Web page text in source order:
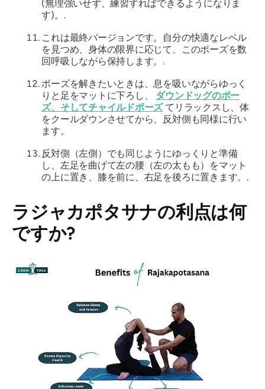
(無理強いせず、練習すればできるようになりま
す)。.
これは最終バージョンです。自分の快適なレベル
を見つめ、身体の限界に応じて、このポーズを数
回呼吸しながら保持します。.
ポーズを解きたいときは、息を吸いながらゆっく
りと足をマットに下ろし、 ダウンドッグのポー
ズ、そしてチャイルドポーズてリラックスし、体
をクールダウンさせてから、反対側も同様に行い
ます。
反対側（左側）でも同じようにゆっくりと準備
し、左足を曲げて左の腰（左の太もも）をマット
の上に置き、膝を前に、右足を後ろに置きます。.
ラジャカポタサナの利点は何
ですか?